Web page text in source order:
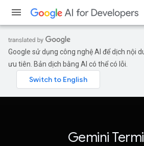
Google sử dụng công nghệ AI để dịch nội
ưu tiên. Bản dịch bằng AI có thể có lỗi.
Gemini